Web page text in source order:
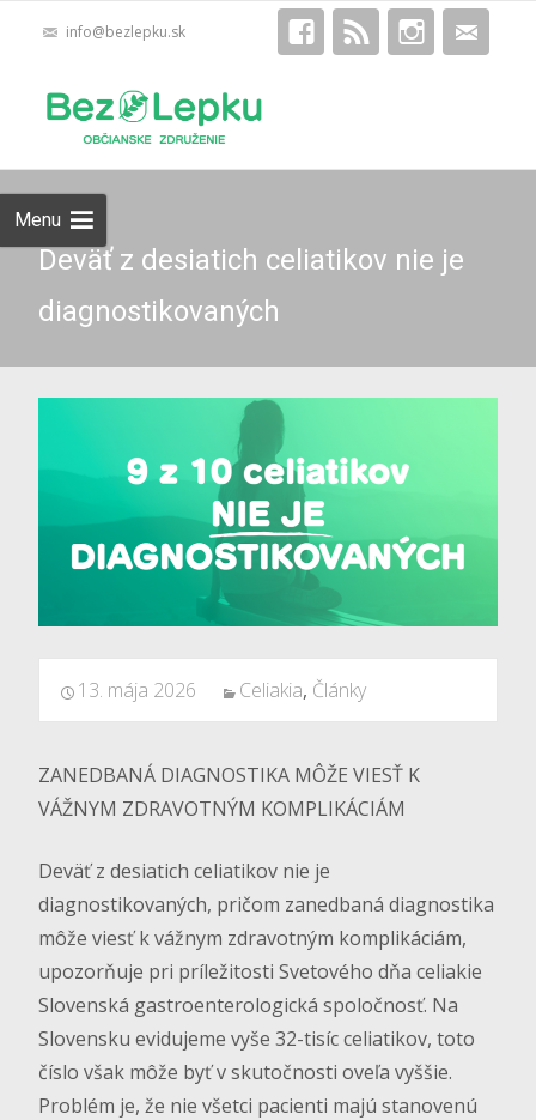
info@bezlepku.sk
Menu
Deväť z desiatich celiatikov nie je
diagnostikovaných
13. mája 2026 Celiakia, Články
ZANEDBANÁ DIAGNOSTIKA MÔŽE VIESŤ K
VÁŽNYM ZDRAVOTNÝM KOMPLIKÁCIÁM
Deväť z desiatich celiatikov nie je
diagnostikovaných, pričom zanedbaná diagnostika
môže viesť k vážnym zdravotným komplikáciám,
upozorňuje pri príležitosti Svetového dňa celiakie
Slovenská gastroenterologická spoločnosť. Na
Slovensku evidujeme vyše 32-tisíc celiatikov, toto
číslo však môže byť v skutočnosti oveľa vyššie.
Problém je, že nie všetci pacienti majú stanovenú